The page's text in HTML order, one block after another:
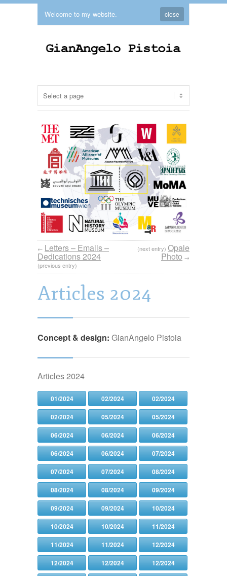
Welcome to my website. close
← Letters – Emails –
Dedications 2024
(previous entry)
(next entry) Opale
Photo →
Articles 2024
Concept & design: GianAngelo Pistoia
Articles 2024
01/2024 02/2024
02/2024
02/2024
05/2024
05/2024
06/2024
06/2024
06/2024
06/2024
06/2024
07/2024
07/2024
07/2024
08/2024
08/2024
08/2024
09/2024
09/2024
09/2024
10/2024
10/2024
10/2024
11/2024
11/2024
11/2024
12/2024
12/2024
12/2024
12/2024